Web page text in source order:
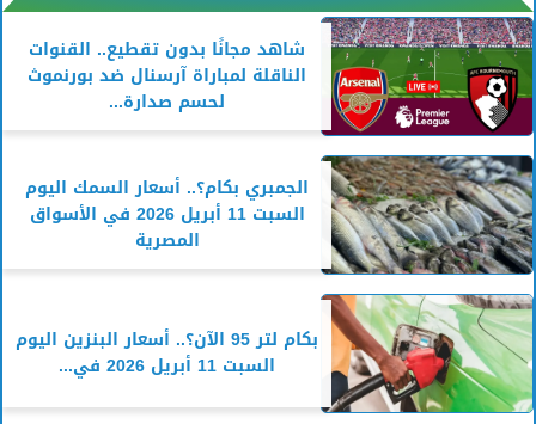
شاهد مجانًا بدون تقطيع.. القنوات
الناقلة لمباراة آرسنال ضد بورنموث
لحسم صدارة...
الجمبري بكام؟.. أسعار السمك اليوم
السبت 11 أبريل 2026 في الأسواق
المصرية
بكام لتر 95 الآن؟.. أسعار البنزين اليوم
السبت 11 أبريل 2026 في...